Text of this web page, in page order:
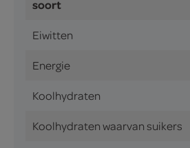
soort
Eiwitten
Energie
Koolhydraten
Koolhydraten waarvan suikers